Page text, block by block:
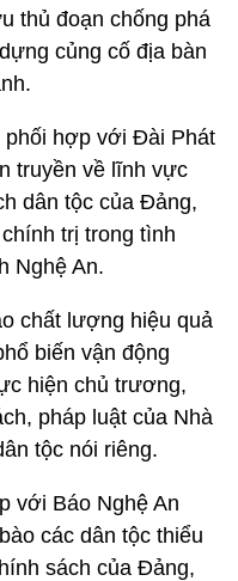
thủ đoạn chống phá
củng cố địa bàn
phối hợp với Đài Phát
truyền về lĩnh vực
dân tộc của Đảng,
trị trong tình
Nghệ An.
chất lượng hiệu quả
biến vận động
hiện chủ trương,
pháp luật của Nhà
tộc nói riêng.
với Báo Nghệ An
các dân tộc thiểu
sách của Đảng,